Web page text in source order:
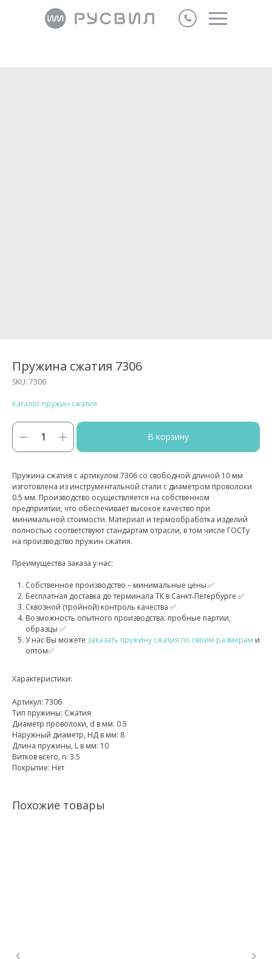
Пружина сжатия 7306
SKU: 7306
Каталог пружин сжатия
В корзину
Пружина сжатия с артикулом 7306 со свободной длиной 10 мм
изготовлена из инструментальной стали с диаметром проволоки
0.5 мм. Производство осуществляется на собственном
предприятии, что обеспечивает высокое качество при
минимальной стоимости. Материал и термообработка изделий
полностью соответствуют стандартам отрасли, в том числе ГОСТу
на производство пружин сжатия.
Преимущества заказа у нас:
Собственное производство – минимальные цены ✅
Бесплатная доставка до терминала ТК в Санкт‑Петербурге ✅
Сквозной (тройной) контроль качества ✅
Возможность опытного производства: пробные партии,
образцы ✅
У нас Вы можете заказать пружину сжатия по своим размерам и
оптом✅
Характеристики:
Артикул: 7306
Тип пружины: Сжатия
Диаметр проволоки, d в мм: 0.5
Наружный диаметр, НД в мм: 8
Длина пружины, L в мм: 10
Витков всего, n: 3.5
Покрытие: Нет
Похожие товары